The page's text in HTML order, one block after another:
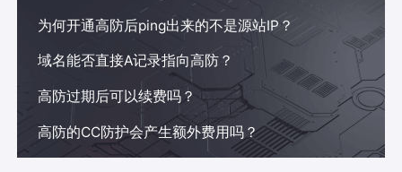
为何开通高防后ping出来的不是源站IP？
域名能否直接A记录指向高防？
高防过期后可以续费吗？
高防的CC防护会产生额外费用吗？